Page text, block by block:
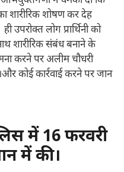
शारीरिक शोषण कर देह
उपरोक्त लोग प्रार्थिनी को
शारीरिक संबंध बनाने के
करने पर अलीम चौधरी
कोई कार्रवाई करने पर जान
में 16 फरवरी
में की।